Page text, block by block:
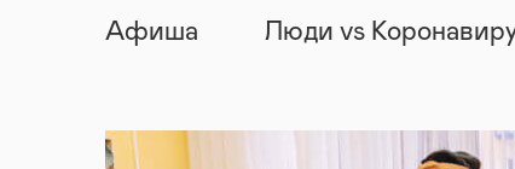
Афиша Люди vs